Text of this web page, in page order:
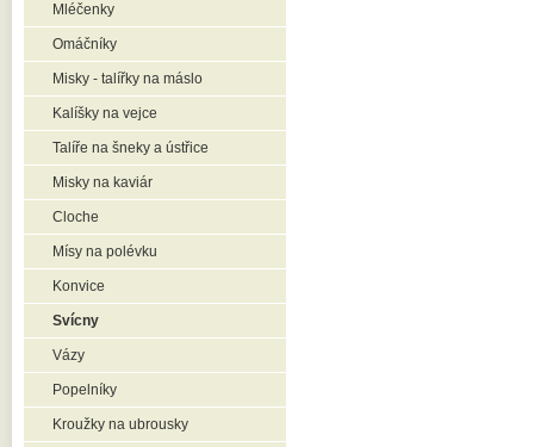
Mléčenky
Omáčníky
Misky - talířky na máslo
Kalíšky na vejce
Talíře na šneky a ústřice
Misky na kaviár
Cloche
Mísy na polévku
Konvice
Svícny
Vázy
Popelníky
Kroužky na ubrousky